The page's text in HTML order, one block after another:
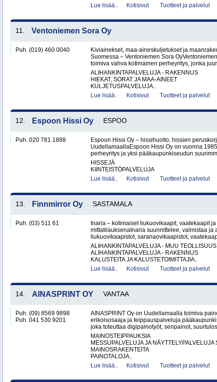
Lue lisää..
Kotisivut Tuotteet ja palvelut
11. Ventoniemen Sora Oy
Puh. (019) 460 0040
Kiviainekset, maa-aineskuljetukset ja
Suomessa – Ventoniemen Sora
toimiva vahva kotimainen perheyritys, jonka
ALIHANKINTAPALVELUJA - RAKENNUS
HIEKAT, SORAT JA MAA-AINEET
KULJETUSPALVELUJA..
Lue lisää..
Kotisivut Tuotteet ja palvelut
12. Espoon Hissi Oy ESPOO
Puh. 020 781 1888
Espoon Hissi Oy – hissihuolto, hissien
UudellamaallaEspoon Hissi Oy on vuonna
perheyritys ja yksi pääkaupunkiseudun
HISSEJÄ
KIINTEISTÖPALVELUJA
Lue lisää..
Kotisivut Tuotteet ja palvelut
13. Finnmirror Oy SASTAMALA
Puh. (03) 511 61
Inaria – kotimaiset liukuovikaapit, vaatekaapit
mittatilauksenaInaria suunnittelee, valmistaa ja
liukuovikaapistot, saranaovikaapistot,
ALIHANKINTAPALVELUJA - MUU TEOLLISUUS
ALIHANKINTAPALVELUJA - RAKENNUS
KALUSTEITA JA KALUSTETOIMITTAJIA..
Lue lisää..
Kotisivut Tuotteet ja palvelut
14. AINASPRINT OY VANTAA
Puh. (09) 8569 9898
Puh. 041 530 9201
AINASPRINT Oy on Uudellamaalla toimiva
erikoisosaaja ja teippauspalveluja
joka toteuttaa digipainotyöt, seripainot,
MAINOSTEIPPAUKSIA
MESSUPALVELUJA JA NÄYTTELYPALVELUJA
MAINOSRAKENTEITA
PAINOTALOJA..
Lue lisää..
Kotisivut Tuotteet ja palvelut